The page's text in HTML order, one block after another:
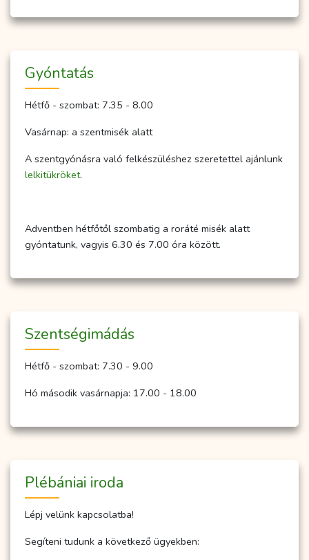
Gyóntatás
Hétfő - szombat: 7.35 - 8.00
Vasárnap: a szentmisék alatt
A szentgyónásra való felkészüléshez szeretettel ajánlunk
lelkitükröket.
Adventben hétfőtől szombatig a roráté misék alatt
gyóntatunk, vagyis 6.30 és 7.00 óra között.
Szent­ség­imá­dás
Hétfő - szombat: 7.30 - 9.00
Hó második vasárnapja: 17.00 - 18.00
Plébániai iroda
Lépj velünk kapcsolatba!
Segíteni tudunk a következő ügyekben: